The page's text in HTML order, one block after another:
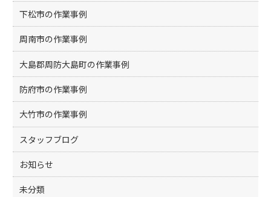
下松市の作業事例
周南市の作業事例
大島郡周防大島町の作業事例
防府市の作業事例
大竹市の作業事例
スタッフブログ
お知らせ
未分類